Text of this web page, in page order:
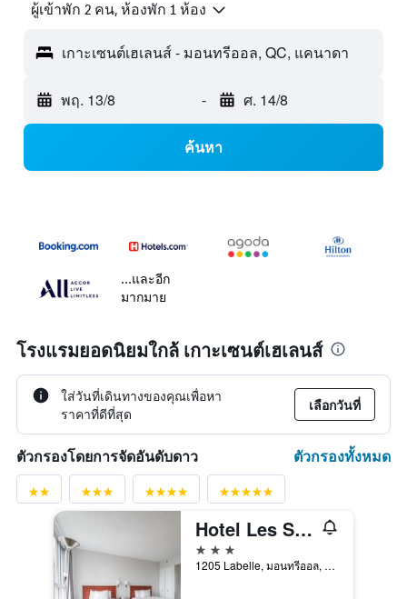
ผู้เข้าพัก 2 คน, ห้องพัก 1 ห้อง
เกาะเซนต์เฮเลนส์ - มอนทรีออล, QC, แคนาดา
พฤ. 13/8 - ศ. 14/8
ค้นหา
...และอีก
มากมาย
โรงแรมยอดนิยมใกล้ เกาะเซนต์เฮเลนส์
ใส่วันที่เดินทางของคุณเพื่อหา
ราคาที่ดีที่สุด
เลือกวันที่
ตัวกรองโดยการจัดอันดับดาว ตัวกรองทั้งหมด
Hotel Les Suites Labelle
3 ดาว
1205 Labelle, มอนทรีออล, QC, แคนาดา